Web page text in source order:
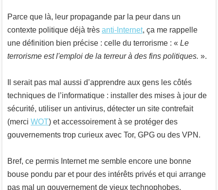
Parce que là, leur propagande par la peur dans un
contexte politique déjà très anti-Internet, ça me rappelle
une définition bien précise : celle du terrorisme : « Le
terrorisme est l'emploi de la terreur à des fins politiques. ».
Il serait pas mal aussi d’apprendre aux gens les côtés
techniques de l’informatique : installer des mises à jour de
sécurité, utiliser un antivirus, détecter un site contrefait
(merci WOT) et accessoirement à se protéger des
gouvernements trop curieux avec Tor, GPG ou des VPN.
Bref, ce permis Internet me semble encore une bonne
bouse pondu par et pour des intérêts privés et qui arrange
pas mal un gouvernement de vieux technophobes.